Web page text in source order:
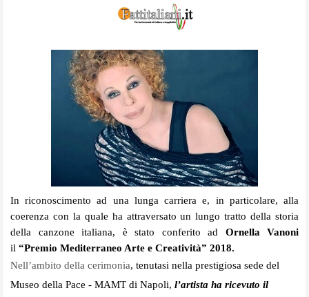
In riconoscimento ad una lunga carriera e, in particolare, alla
coerenza con la quale ha attraversato un lungo tratto della storia
della canzone italiana, è stato conferito ad Ornella Vanoni
il “Premio Mediterraneo Arte e Creatività” 2018.
Nell’ambito della cerimonia, tenutasi nella prestigiosa sede del
Museo della Pace - MAMT di Napoli, l’artista ha ricevuto il